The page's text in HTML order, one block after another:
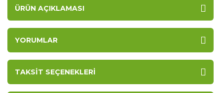
ÜRÜN AÇIKLAMASI
YORUMLAR
TAKSIT SEÇENEKLERI